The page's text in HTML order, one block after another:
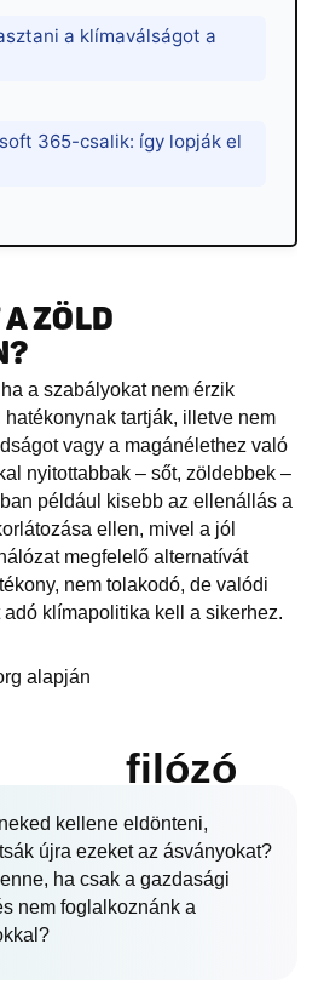
a klímaválságot a
365-csalik: így lopják el
ZÖLD
a szabályokat nem érzik
tartják, illetve nem
vagy a magánélethez való
nyitottabbak – sőt, zöldebbek –
például kisebb az ellenállás a
ellen, mivel a jól
megfelelő alternatívát
nem tolakodó, de valódi
klímapolitika kell a sikerhez.
alapján
filózó
kellene eldönteni,
újra ezeket az ásványokat?
ha csak a gazdasági
nem foglalkoznánk a